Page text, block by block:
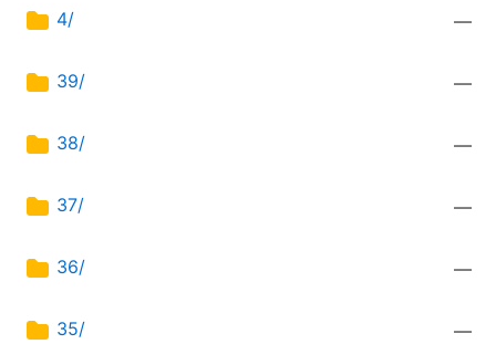
4/ —
39/ —
38/ —
37/ —
36/ —
35/ —